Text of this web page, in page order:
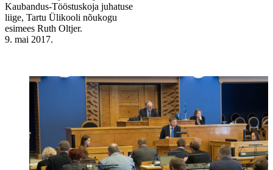
Kaubandus-Tööstuskoja juhatuse
liige, Tartu Ülikooli nõukogu
esimees Ruth Oltjer.
9. mai 2017.